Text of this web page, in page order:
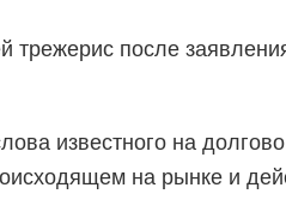
трежерис после
известного на
на рынке и